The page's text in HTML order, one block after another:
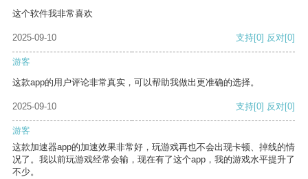
这个软件我非常喜欢
2025-09-10 支持[0] 反对[0]
游客
这款app的用户评论非常真实，可以帮助我做出更准确的选择。
2025-09-10 支持[0] 反对[0]
游客
这款加速器app的加速效果非常好，玩游戏再也不会出现卡顿、掉线的情
况了。我以前玩游戏经常会输，现在有了这个app，我的游戏水平提升了
不少。